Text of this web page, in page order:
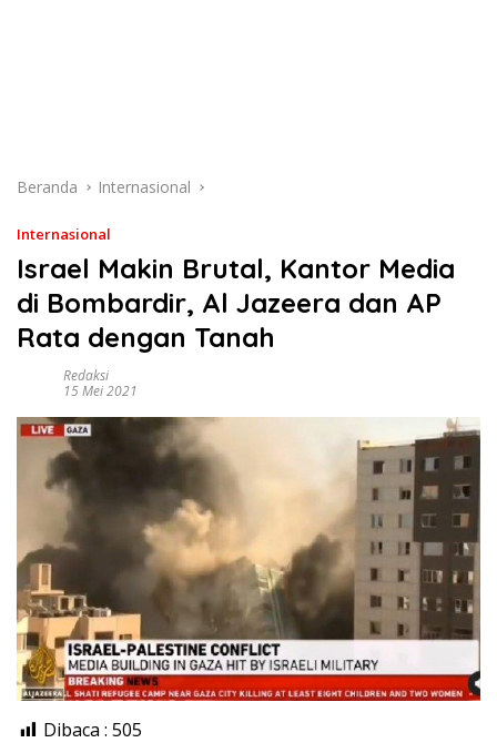
Beranda Internasional
Internasional
Israel Makin Brutal, Kantor Media
di Bombardir, Al Jazeera dan AP
Rata dengan Tanah
Redaksi
15 Mei 2021
Dibaca : 505